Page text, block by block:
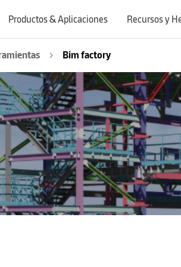
Productos & Aplicaciones Recursos y
navigate_next Bim factory